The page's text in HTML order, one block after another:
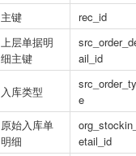
主键
rec_id
上层单据明
细主键
ail_id
入库类型
e
原始入库单
明细
etail_id